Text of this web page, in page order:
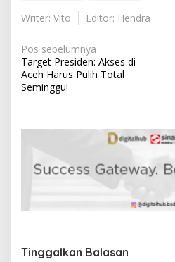
Writer: Vito
Editor: Hendra
N
a
v
g
p
s
Pos sebelumnya
Target Presiden: Akses di
Aceh Harus Pulih Total
Seminggu!
Tinggalkan Balasan